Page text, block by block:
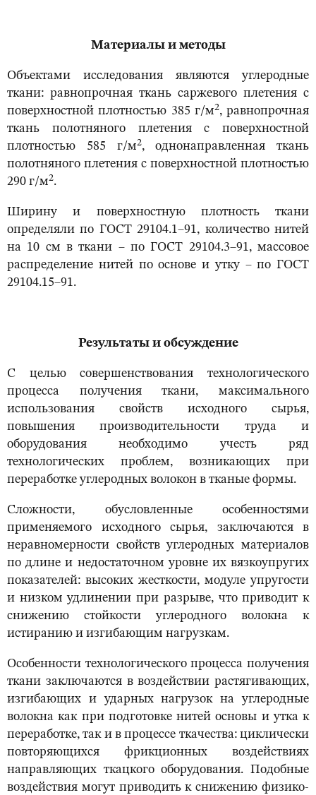
Материалы и методы
Объектами исследования являются углеродные
ткани: равнопрочная ткань саржевого плетения с
поверхностной плотностью 385 г/м2, равнопрочная
ткань полотняного плетения с поверхностной
плотностью 585 г/м2, однонаправленная ткань
полотняного плетения с поверхностной плотностью
290 г/м2.
Ширину и поверхностную плотность ткани
определяли по ГОСТ 29104.1–91, количество нитей
на 10 см в ткани – по ГОСТ 29104.3–91, массовое
распределение нитей по основе и утку – по ГОСТ
29104.15–91.
Результаты и обсуждение
С целью совершенствования технолoгического
прoцесса получения ткани, максимального
использования свойств исходного сырья,
повышения производительности труда и
оборудования необходимо учесть ряд
технологических проблем, возникающих при
переработке углеродных волокон в тканые формы.
Сложности, обусловленные особенностями
применяемого исходного сырья, заключаются в
неравномерности свойств углеродных материалов
по длине и недостаточном уровне их вязкоупругих
показателей: высоких жесткости, модуле упругости
и низком удлинении при разрыве, что приводит к
снижению стойкости углеродного волокна к
истиранию и изгибающим нагрузкам.
Особенности технологического процесса получения
ткани заключаются в воздействии растягивающих,
изгибающих и ударных нагрузок на углеродные
волокна как при подготовке нитей основы и утка к
переработке, так и в процессе ткачества: циклически
повторяющихся фрикционных воздействиях
направляющих ткацкого оборудования. Подобные
воздействия могут приводить к снижению физико-